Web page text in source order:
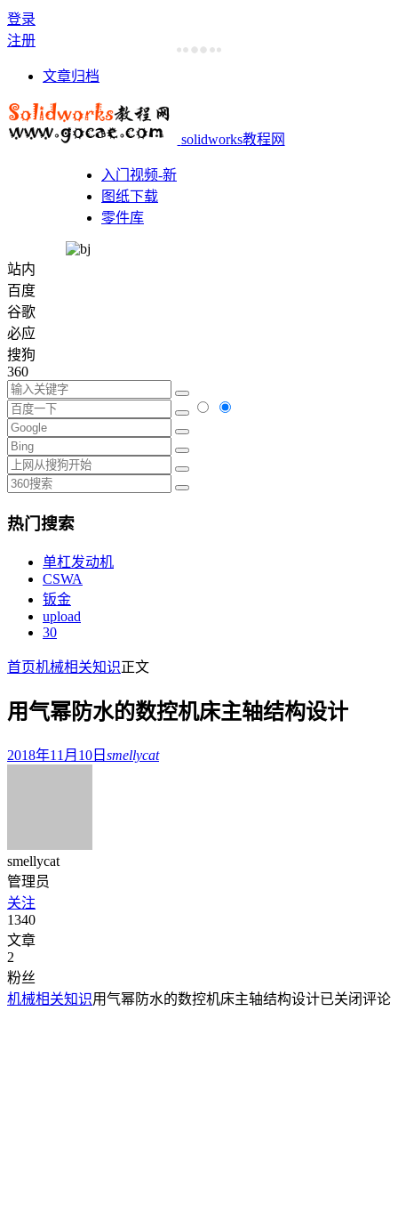
登录
注册
文章归档
solidworks教程网
入门视频-新
图纸下载
零件库
站内
百度
谷歌
必应
搜狗
360
热门搜索
单杠发动机
CSWA
钣金
upload
30
首页机械相关知识正文
用气幂防水的数控机床主轴结构设计
2018年11月10日 smellycat
smellycat
管理员
关注
1340
文章
2
粉丝
机械相关知识用气幂防水的数控机床主轴结构设计已关闭评论